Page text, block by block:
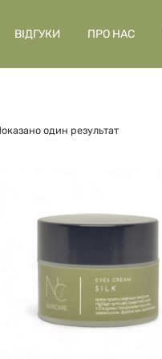
ВІДГУКИ ПРО НАС
один результат